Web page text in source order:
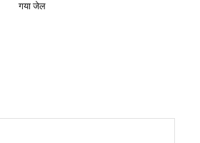
गया जेल